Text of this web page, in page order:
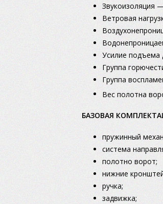
Звукоизоляция
Ветровая
Усилие подъема
Группа
Группа
Вес полотна
БАЗОВАЯ
пружинный
система
полотно ворот;
нижние
ручка;
задвижка;